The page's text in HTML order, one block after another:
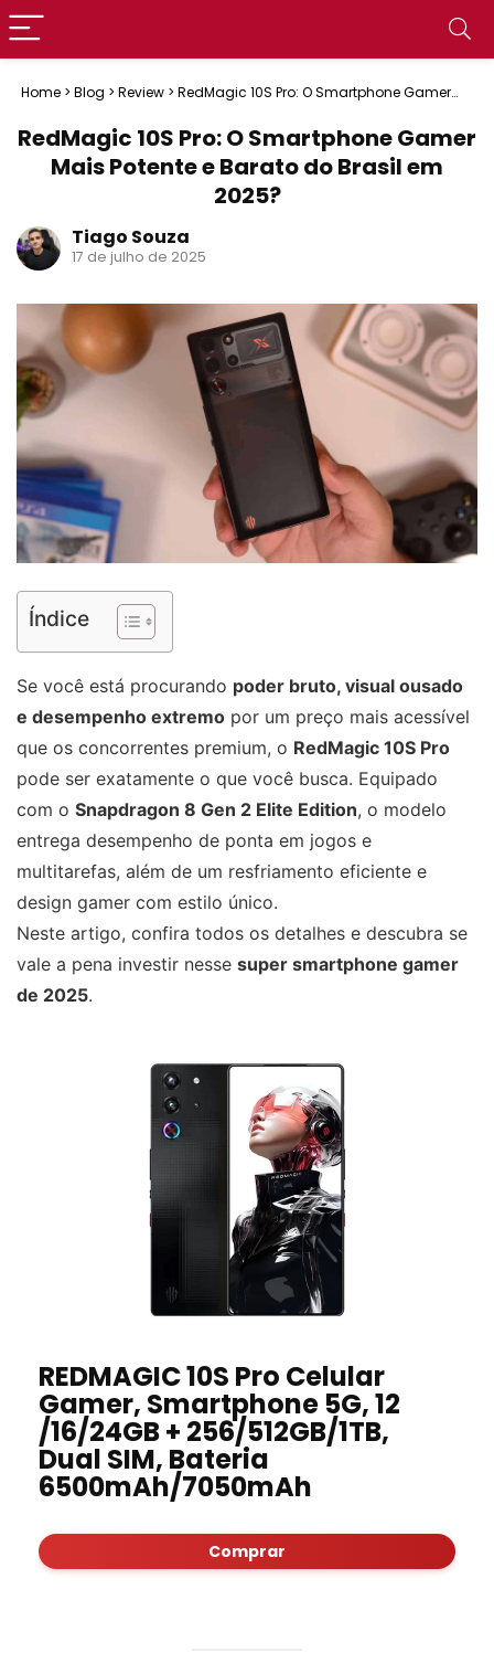
Home > Blog > Review > RedMagic 10S Pro: O Smartphone Gamer
RedMagic 10S Pro: O Smartphone Gamer
Mais Potente e Barato do Brasil em
2025?
Tiago Souza
17 de julho de 2025
Índice
Se você está procurando poder bruto, visual ousado
e desempenho extremo por um preço mais acessível
que os concorrentes premium, o RedMagic 10S Pro
pode ser exatamente o que você busca. Equipado
com o Snapdragon 8 Gen 2 Elite Edition, o modelo
entrega desempenho de ponta em jogos e
multitarefas, além de um resfriamento eficiente e
design gamer com estilo único.
Neste artigo, confira todos os detalhes e descubra se
vale a pena investir nesse super smartphone gamer
de 2025.
REDMAGIC 10S Pro Celular
Gamer, Smartphone 5G, 12
/16/24GB + 256/512GB/1TB,
Dual SIM, Bateria
6500mAh/7050mAh
Comprar